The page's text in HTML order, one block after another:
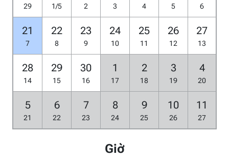
29 1/5 2 3 4 5 6
21
7
22
8
23
9
24
10
25
11
26
12
27
13
28
14
29
15
30
16
1
17
2
18
3
19
4
20
5
21
6
22
7
23
8
24
9
25
10
26
11
27
Giờ